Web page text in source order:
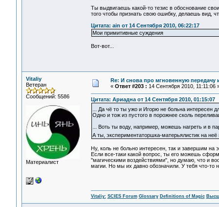
Ты выдвигаешь какой-то тезис в обоснование
того чтобы признать свою ошибку, делаешь вид,
Цитата: ain от 14 Сентября 2010, 06:22:17
Мои примитивные суждения
Вот-вот...
Vitaliy
Ветеран
Сообщений: 5586
Материалист
Re: И снова про мгновенную
« Ответ #203 : 14 Сентября 2010, 11:11:06
Цитата: Ариадна от 14 Сентября 2010, 01:15:07
... Да чё то ты ужо и Игорю не больна интересен
Одно и тож из пустого в порожнее сколь
... Воть ты воду, например, можешь нагреть и в
А ты, экспериментаторшка-матерьялистик на
Ну, коль не больно интересен, так и завершим
Если все-таки какой вопрос, ты его можешь
"магическими воздействиями", но думаю, что и
магии. Но мы их давно обозначили. У тебя что-то
Vitaliy: SCIES Forum Glossary Definitions of Magic